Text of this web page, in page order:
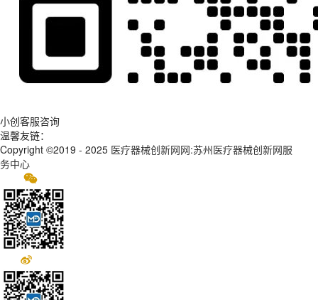
小创客服咨询
温馨友链：
Copyright ©2019 - 2025 医疗器械创新网网:苏州医疗器械创新网服
务中心